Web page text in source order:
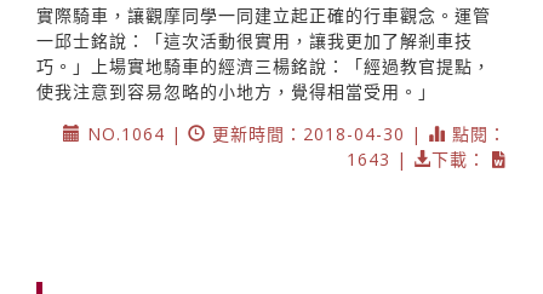
實際騎車，讓觀摩同學一同建立起正確的行車觀念。運管
一邱士銘說：「這次活動很實用，讓我更加了解剎車技
巧。」上場實地騎車的經濟三楊銘說：「經過教官提點，
使我注意到容易忽略的小地方，覺得相當受用。」
NO.1064 |
更新時間：2018-04-30 |
點閱：
1643 |
下載：